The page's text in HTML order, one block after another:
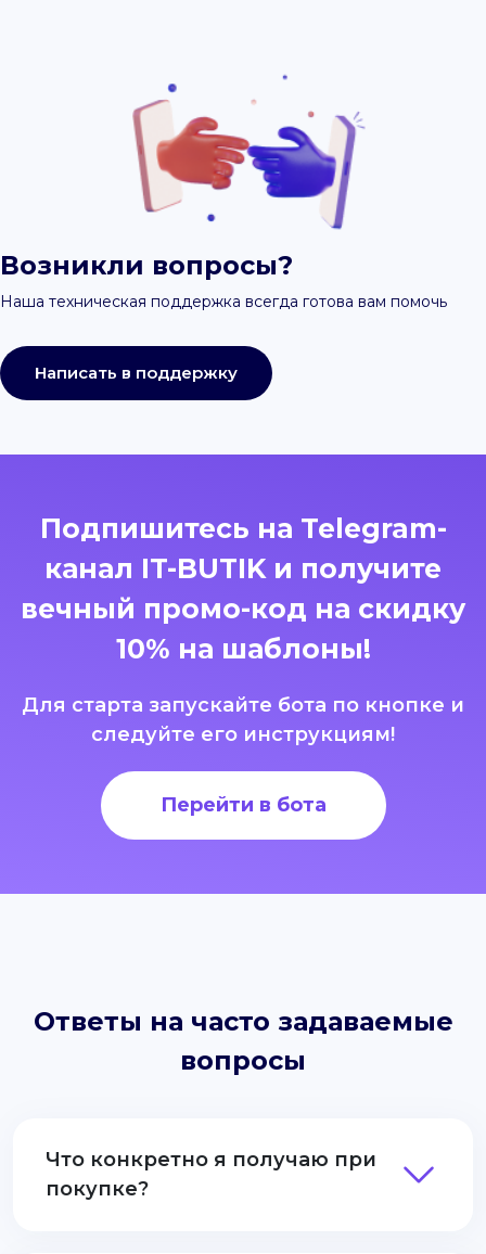
Возникли вопросы?
Наша техническая поддержка всегда готова вам помочь
Написать в поддержку
Подпишитесь на Telegram-
канал IT-BUTIK и получите
вечный промо-код на скидку
10% на шаблоны!
Для старта запускайте бота по кнопке и
следуйте его инструкциям!
Перейти в бота
Ответы на часто задаваемые
вопросы
Что конкретно я получаю при
покупке?